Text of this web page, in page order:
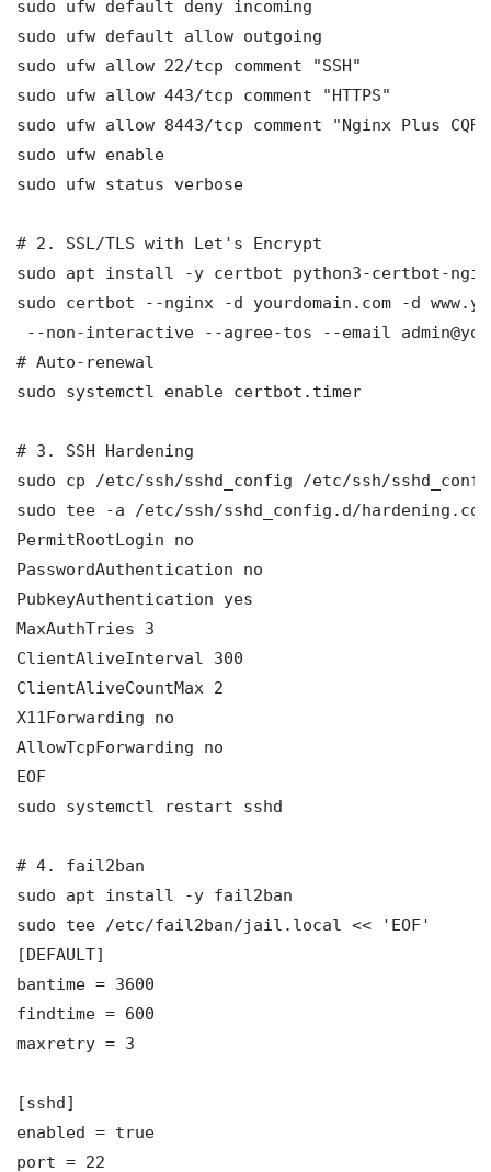
sudo ufw default deny incoming
sudo ufw default allow outgoing
sudo ufw allow 22/tcp comment "SSH"
sudo ufw allow 443/tcp comment "HTTPS"
sudo ufw allow 8443/tcp comment "Nginx Plus
sudo ufw enable
sudo ufw status verbose
# 2. SSL/TLS with Let's Encrypt
sudo apt install -y certbot python3-certbot-
sudo certbot --nginx -d yourdomain.com -d
--non-interactive --agree-tos --email
# Auto-renewal
sudo systemctl enable certbot.timer
# 3. SSH Hardening
sudo cp /etc/ssh/sshd_config /etc/ssh/
sudo tee -a /etc/ssh/sshd_config.d/
PermitRootLogin no
PasswordAuthentication no
PubkeyAuthentication yes
MaxAuthTries 3
ClientAliveInterval 300
ClientAliveCountMax 2
X11Forwarding no
AllowTcpForwarding no
EOF
sudo systemctl restart sshd
# 4. fail2ban
sudo apt install -y fail2ban
sudo tee /etc/fail2ban/jail.local << 'EOF'
[DEFAULT]
bantime = 3600
findtime = 600
maxretry = 3
[sshd]
enabled = true
port = 22